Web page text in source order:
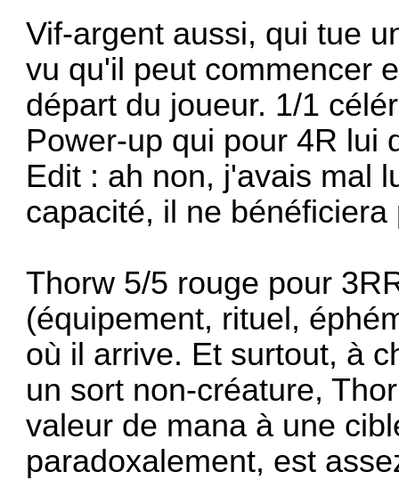
Vif-argent aussi, qui tue
vu qu'il peut commencer
départ du joueur. 1/1
Power-up qui pour 4R lui
Edit : ah non, j'avais mal
capacité, il ne
Thorw 5/5 rouge pour
(équipement, rituel,
où il arrive. Et surtout, à
un sort non-créature,
valeur de mana à une
paradoxalement, est